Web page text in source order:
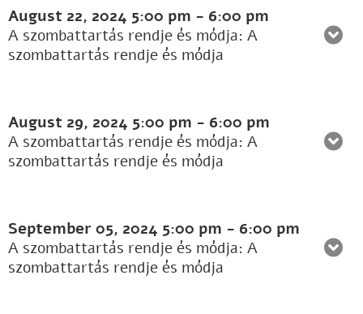
August 22, 2024 5:00 pm - 6:00 pm
A szombattartás rendje és módja: A
szombattartás rendje és módja
August 29, 2024 5:00 pm - 6:00 pm
A szombattartás rendje és módja: A
szombattartás rendje és módja
September 05, 2024 5:00 pm - 6:00 pm
A szombattartás rendje és módja: A
szombattartás rendje és módja